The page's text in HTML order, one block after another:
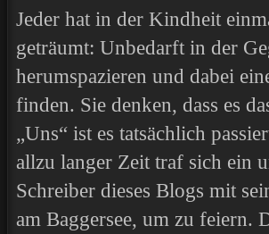
Jeder hat in der Kindheit
geträumt: Unbedarft in der
herumspazieren und dabei
finden. Sie denken, dass es
„Uns“ ist es tatsächlich
allzu langer Zeit traf sich ein
Schreiber dieses Blogs mit
am Baggersee, um zu feiern.